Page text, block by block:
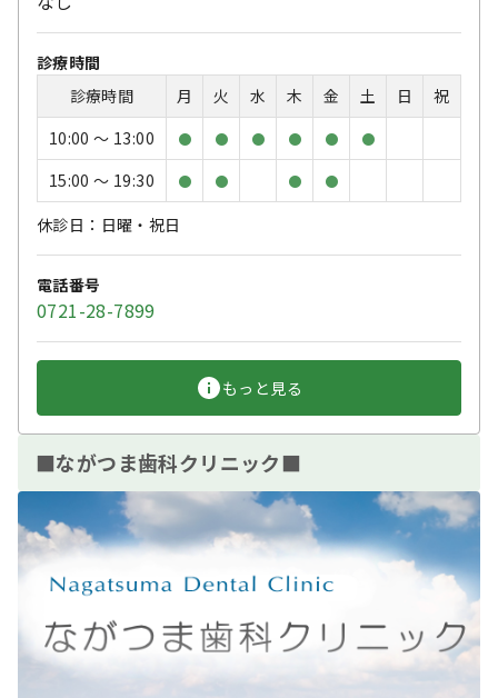
診療時間
診療時間
月 火 水 木 金 土 日
祝
10:00 〜 13:00
● ● ● ● ● ●
15:00 〜 19:30 ● ● ● ●
休診日：日曜・祝日
電話番号
0721-28-7899
もっと見る
■ながつま歯科クリニック■